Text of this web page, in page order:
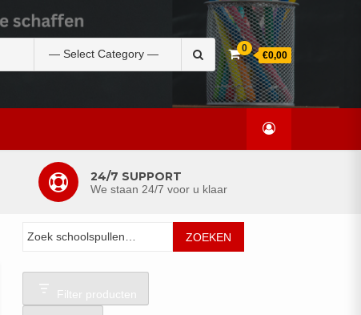
naar:
0
€0,00
24/7 SUPPORT
We staan 24/7 voor u klaar
ZOEKEN
Filter producten